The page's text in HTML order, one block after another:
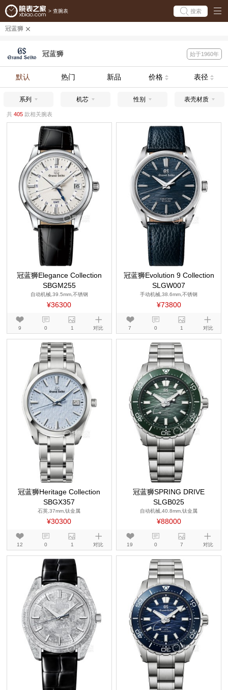
> 查腕表 搜索
冠蓝狮
冠蓝狮 始于1960年
默认 热门 新品 价格 表径
系列 机芯 性别 表壳材质
共 405款相关腕表
冠蓝狮Elegance Collection
SBGM255
自动机械,39.5mm,不锈钢
¥36300
9 0 1 对比
冠蓝狮Evolution 9 Collection
SLGW007
手动机械,38.6mm,不锈钢
¥73800
7 0 1 对比
冠蓝狮Heritage Collection
SBGX357
石英,37mm,钛金属
¥30300
12 0 1 对比
冠蓝狮SPRING DRIVE
SLGB025
自动机械,40.8mm,钛金属
¥88000
19 0 7 对比